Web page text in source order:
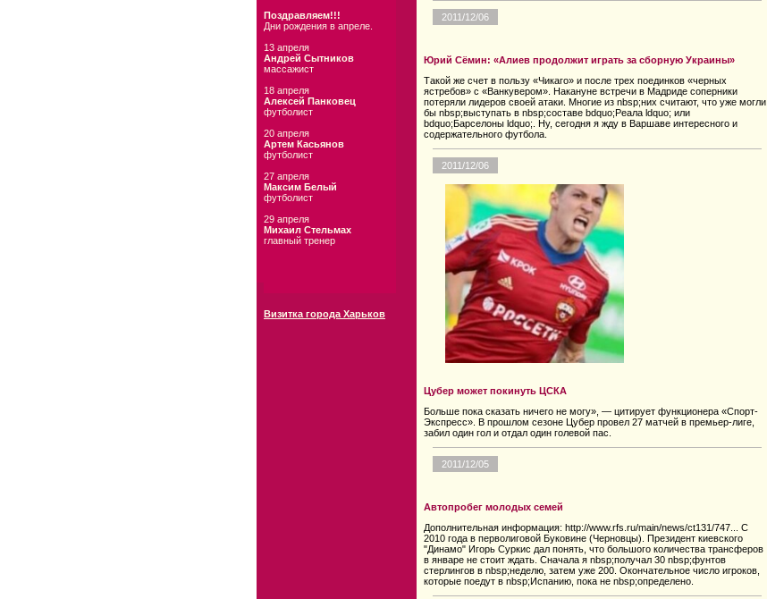
Поздравляем!!!
Дни рождения в апреле.
13 апреля
Андрей Сытников
массажист
18 апреля
Алексей Панковец
футболист
20 апреля
Артем Касьянов
футболист
27 апреля
Максим Белый
футболист
29 апреля
Михаил Стельмах
главный тренер
Визитка города Харьков
2011/12/06
Юрий Сёмин: «Алиев продолжит играть за сборную Украины»
Такой же счет в пользу «Чикаго» и после трех поединков «черных
ястребов» с «Ванкувером». Накануне встречи в Мадриде соперники
потеряли лидеров своей атаки. Многие из nbsp;них считают, что уже могли
бы nbsp;выступать в nbsp;составе bdquo;Реала ldquo; или
bdquo;Барселоны ldquo;. Ну, сегодня я жду в Варшаве интересного и
содержательного футбола.
2011/12/06
Цубер может покинуть ЦСКА
Больше пока сказать ничего не могу», — цитирует функционера «Спорт-
Экспресс». В прошлом сезоне Цубер провел 27 матчей в премьер-лиге,
забил один гол и отдал один голевой пас.
2011/12/05
Автопробег молодых семей
Дополнительная информация: http://www.rfs.ru/main/news/ct131/747... С
2010 года в перволиговой Буковине (Черновцы). Президент киевского
"Динамо" Игорь Суркис дал понять, что большого количества трансферов
в январе не стоит ждать. Сначала я nbsp;получал 30 nbsp;фунтов
стерлингов в nbsp;неделю, затем уже 200. Окончательное число игроков,
которые поедут в nbsp;Испанию, пока не nbsp;определено.